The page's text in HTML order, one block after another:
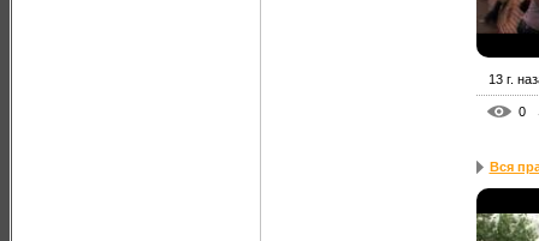
13 г.
0
Вся